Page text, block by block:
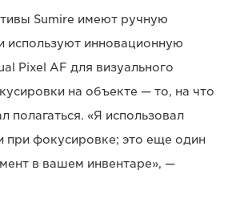
Sumire имеют ручную
используют инновационную
Pixel AF для визуального
на объекте — то, на что
полагаться. «Я использовал
фокусировке; это еще один
в вашем инвентаре», —